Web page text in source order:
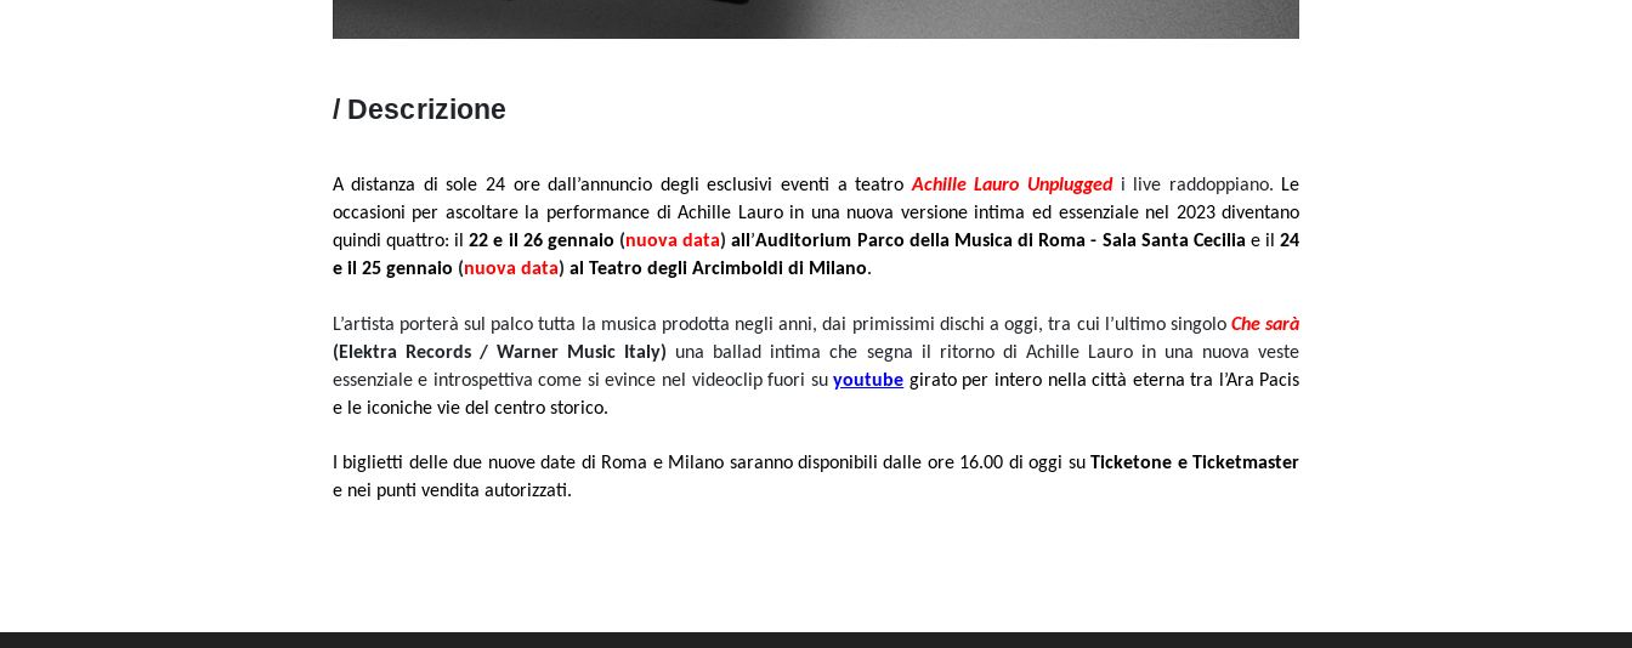
/ Descrizione
A distanza di sole 24 ore dall’annuncio degli esclusivi eventi a teatroAchille Lauro Unpluggedi live raddoppiano. Le
occasioni per ascoltare la performance di Achille Lauro in una nuova versione intima ed essenziale nel 2023 diventano
quindi quattro: il22 e il 26 gennaio (nuova data)all’Auditorium Parco della Musica di Roma - Sala Santa Ceciliae il24
e il 25 gennaio (nuova data) al Teatro degli Arcimboldi di Milano.
L’artista porterà sul palco tutta la musica prodotta negli anni, dai primissimi dischi a oggi, tra cui l’ultimo singoloChe sarà
(Elektra Records / Warner Music Italy) una ballad intima che segna il ritorno di Achille Lauro in una nuova veste
essenziale e introspettiva come si evince nel videoclip fuori suyoutube girato per intero nella città eterna tra l’Ara Pacis
e le iconiche vie del centro storico.
I biglietti delle due nuove date di Roma e Milano saranno disponibili dalle ore 16.00 di oggi suTicketone e Ticketmaster
e nei punti vendita autorizzati.